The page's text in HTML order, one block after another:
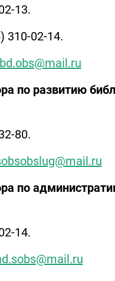
13.
310-02-14.
по развитию
80.
по
14.